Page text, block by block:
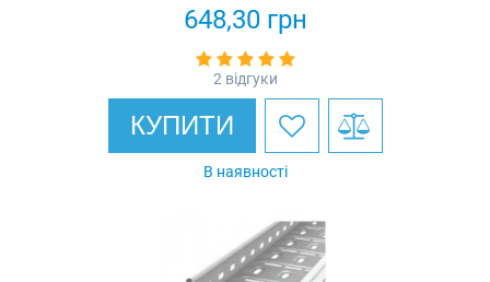
648,30грн
2 відгуки
КУПИТИ
В наявності